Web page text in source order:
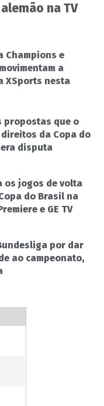
na TV
Champions e
a
XSports nesta
propostas que o
da Copa do
disputa
os jogos de volta
do Brasil na
e GE TV
por dar
ao campeonato,